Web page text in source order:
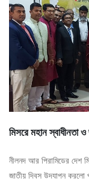
মিসরে মহান স্বাধীনতা
নীলনদ আর পিরামিডের দেশ
জাতীয় দিবস উদযাপন করলো